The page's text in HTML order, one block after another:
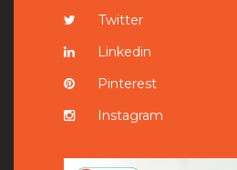
Twitter
Linkedin
Pinterest
Instagram